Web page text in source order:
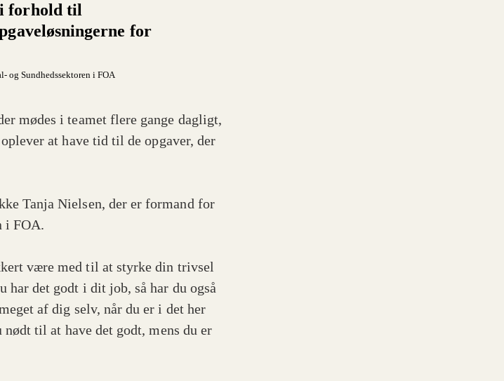
forhold til
for
og Sundhedssektoren i FOA
mødes i teamet flere gange dagligt,
at have tid til de opgaver, der
Tanja Nielsen, der er formand for
i FOA.
være med til at styrke din trivsel
har det godt i dit job, så har du også
af dig selv, når du er i det her
til at have det godt, mens du er